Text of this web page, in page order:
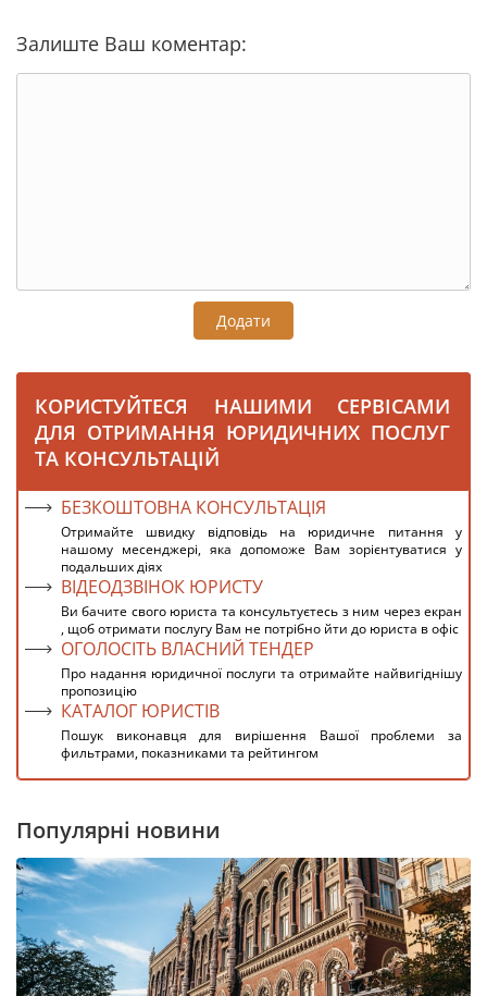
Залиште Ваш коментар:
Додати
КОРИСТУЙТЕСЯ НАШИМИ СЕРВІСАМИ
ДЛЯ ОТРИМАННЯ ЮРИДИЧНИХ ПОСЛУГ
ТА КОНСУЛЬТАЦІЙ
БЕЗКОШТОВНА КОНСУЛЬТАЦІЯ
Отримайте швидку відповідь на юридичне питання у
нашому месенджері, яка допоможе Вам зорієнтуватися у
подальших діях
ВІДЕОДЗВІНОК ЮРИСТУ
Ви бачите свого юриста та консультуєтесь з ним через екран
, щоб отримати послугу Вам не потрібно йти до юриста в офіс
ОГОЛОСІТЬ ВЛАСНИЙ ТЕНДЕР
Про надання юридичної послуги та отримайте найвигіднішу
пропозицію
КАТАЛОГ ЮРИСТІВ
Пошук виконавця для вирішення Вашої проблеми за
фильтрами, показниками та рейтингом
Популярні новини